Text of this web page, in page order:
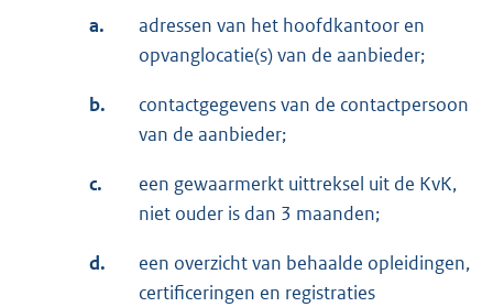
a.
adressen van het hoofdkantoor en
opvanglocatie(s) van de aanbieder;
b.
contactgegevens van de contactpersoon
van de aanbieder;
c.
een gewaarmerkt uittreksel uit de KvK,
niet ouder is dan 3 maanden;
d.
een overzicht van behaalde opleidingen,
certificeringen en registraties